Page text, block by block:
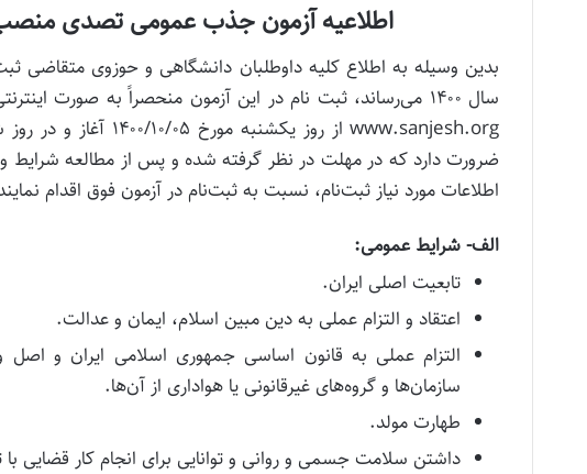
اطلاعیه آزمون جذب عمومی تصدی منصب قضاء سال
بدین وسیله به اطلاع کلیه داوطلبان دانشگاهی و حوزوی
سال ۱۴۰۰ می‌رساند، ثبت نام در این آزمون منحصراً به
ضرورت دارد که در مهلت در نظر گرفته شده و پس از مطالعه
اطلاعات مورد نیاز ثبت‌نام، نسبت به ثبت‌نام در آزمون فوق اقدام
الف- شرایط عمومی:
تابعیت اصلی ایران.
اعتقاد و التزام عملی به دین مبین اسلام، ایمان و عدالت.
التزام عملی به قانون اساسی جمهوری اسلامی ایران و
سازمان‌ها و گروه‌های غیرقانونی یا هواداری از آن‌ها.
طهارت مولد.
داشتن سلامت جسمی و روانی و توانایی برای انجام کار قضایی